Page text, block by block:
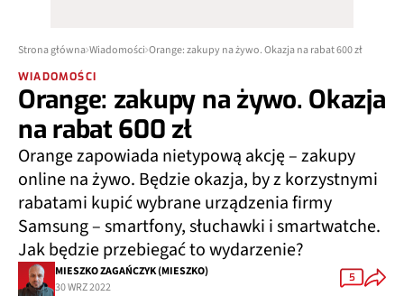
Strona główna Wiadomości Orange: zakupy na żywo. Okazja na rabat 600 zł
WIADOMOŚCI
Orange: zakupy na żywo. Okazja
na rabat 600 zł
Orange zapowiada nietypową akcję – zakupy
online na żywo. Będzie okazja, by z korzystnymi
rabatami kupić wybrane urządzenia firmy
Samsung – smartfony, słuchawki i smartwatche.
Jak będzie przebiegać to wydarzenie?
MIESZKO ZAGAŃCZYK (MIESZKO)
30 WRZ 2022
5